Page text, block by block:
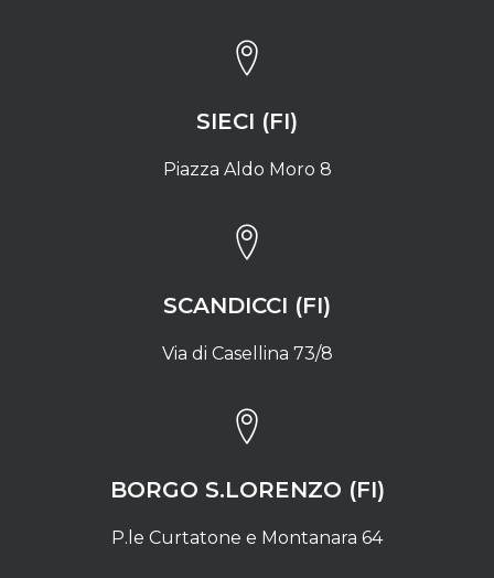
SIECI (FI)
Piazza Aldo Moro 8
SCANDICCI (FI)
Via di Casellina 73/8
BORGO S.LORENZO (FI)
P.le Curtatone e Montanara 64